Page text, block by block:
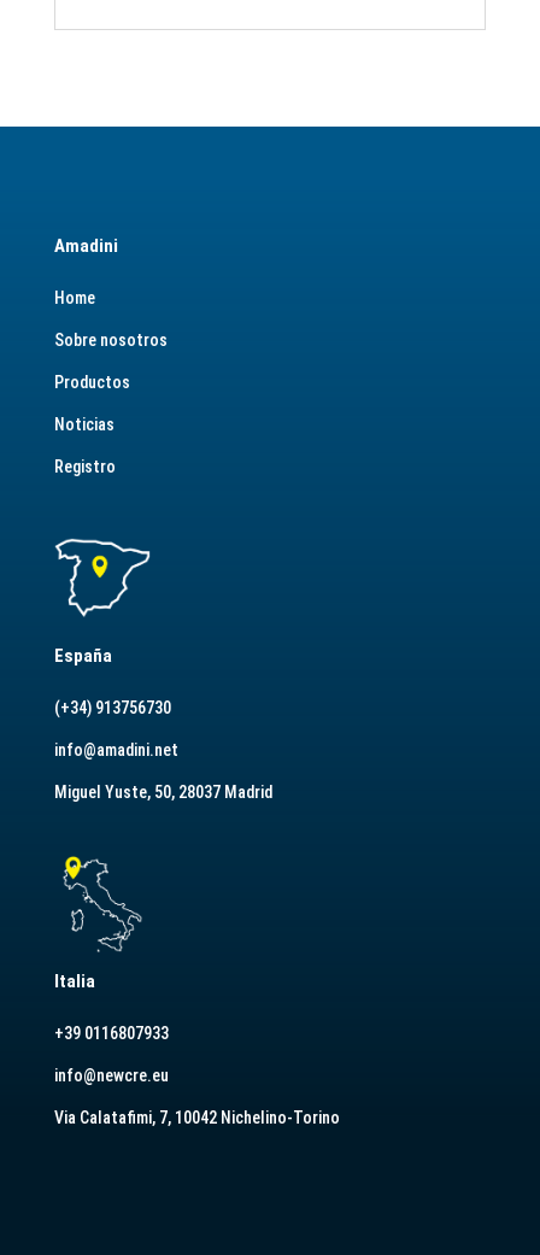
Amadini
Home
Sobre nosotros
Productos
Noticias
Registro
España
(+34) 913756730
info@amadini.net
Miguel Yuste, 50, 28037 Madrid
Italia
+39 0116807933
info@newcre.eu
Via Calatafimi, 7, 10042 Nichelino-Torino